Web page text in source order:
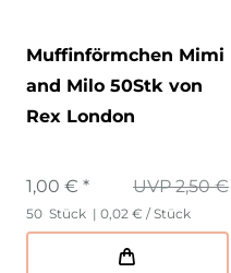
Muffinförmchen Mimi
and Milo 50Stk von
Rex London
UVP 2,50 €
1,00 € *
50 Stück | 0,02 € / Stück